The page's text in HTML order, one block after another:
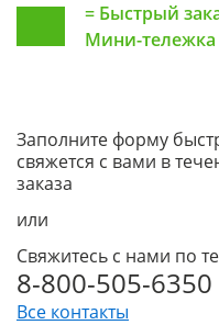
= Быстрый
Мини-тележка
Заполните форму
свяжется с вами в
заказа
или
Свяжитесь с нами по
8-800-505-6350
Все контакты